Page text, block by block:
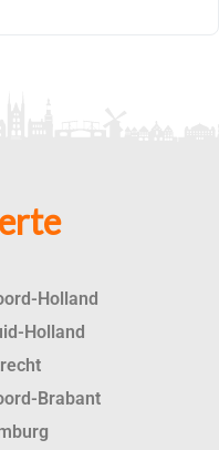
Holland
Holland
Brabant